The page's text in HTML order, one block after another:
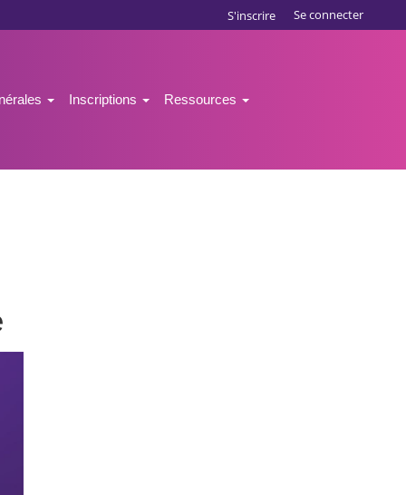
S'inscrire Se connecter
Inscriptions Ressources